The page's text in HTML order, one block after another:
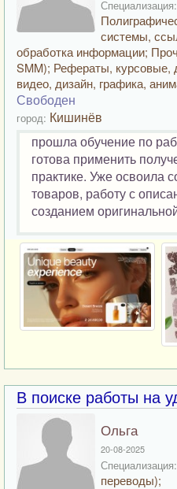
Специализация:
системы,
обработка информации;
SMM); Рефераты,
видео, дизайн, графика,
Свободен
город: Кишинёв
прошла обучение по
готова применить
практике. Уже освоила
товаров, работу с
созданием
В поиске работы на
Ольга
20-08-2025
Специализация:
переводы);